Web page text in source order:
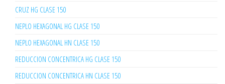
CRUZ HG CLASE 150
NEPLO HEXAGONAL HG CLASE 150
NEPLO HEXAGONAL HN CLASE 150
REDUCCION CONCENTRICA HG CLASE 150
REDUCCION CONCENTRICA HN CLASE 150